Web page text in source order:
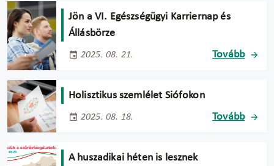
Jön a VI. Egészségügyi Karriernap és
Állásbörze
2025. 08. 21. Tovább
Holisztikus szemlélet Siófokon
2025. 08. 18. Tovább
A huszadikai héten is lesznek